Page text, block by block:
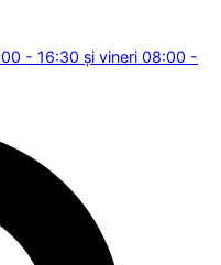
- 16:30 și vineri 08:00 -